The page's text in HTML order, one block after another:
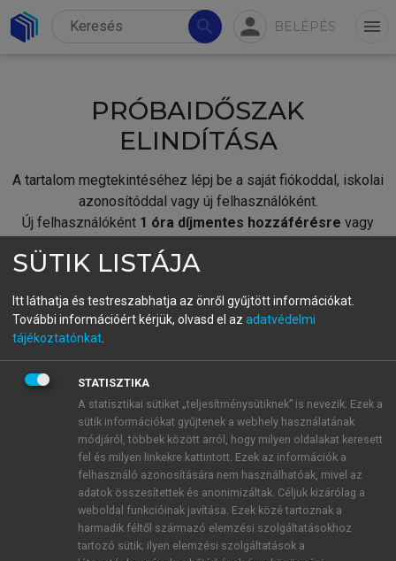
search person BELÉPÉS menu
PRÓBAIDŐSZAK
ELINDÍTÁSA
A tartalom megtekintéséhez lépj be a saját fiókoddal, iskolai
azonosítóddal vagy új felhasználóként.
Új felhasználóként 1 óra díjmentes hozzáférésre vagy
fiókoddal,vagy hozz létre új fiókot.
A regisztráció után apróbaidőszakautomatikusan
BELÉPÉS SAJÁT FIÓKKAL
ÚJ FIÓK LÉTREHOZÁSA
1 óra díjmentes hozzáférés
E-MAIL-CÍM
SÜTIK LISTÁJA
Itt láthatja és testreszabhatja az önről gyűjtött információkat.
További információért kérjük, olvasd el az adatvédelmi
tájékoztatónkat
STATISZTIKA
A statisztikai sütiket „teljesítménysütiknek” is nevezik. Ezek a
sütik információkat gyűjtenek a webhely használatának
módjáról, többek között arról, hogy milyen oldalakat keresett
fel és milyen linkekre kattintott. Ezek az információk a
felhasználó azonosítására nem használhatóak, mivel az
adatok összesítettek és anonimizáltak. Céljuk kizárólag a
weboldal funkcióinak javítása. Ezek közé tartoznak a
harmadik féltől származó elemzési szolgáltatásokhoz
tartozó sütik; ilyen elemzési szolgáltatások a